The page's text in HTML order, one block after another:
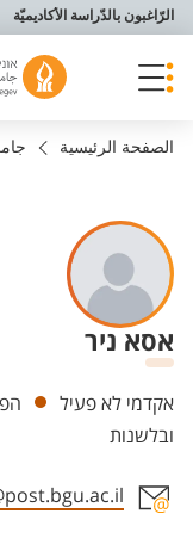
תפריט נגישות
الرّاغبون بالدّراسة الأكاديميّة
الصفحة الرئيسية
אסא ניר
Departments
אקדמי לא פעיל
ובלשנות